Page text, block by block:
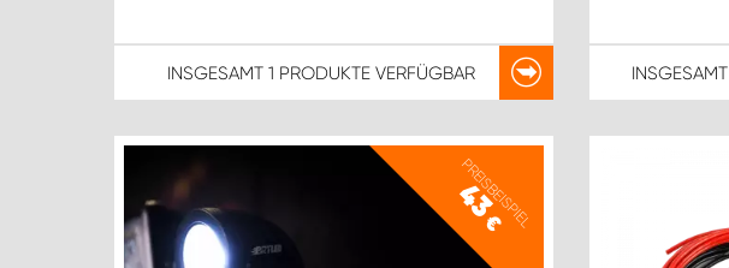
INSGESAMT 1 PRODUKTEVERFÜGBAR INSGESAMT
PREISBEISPIEL
43
€